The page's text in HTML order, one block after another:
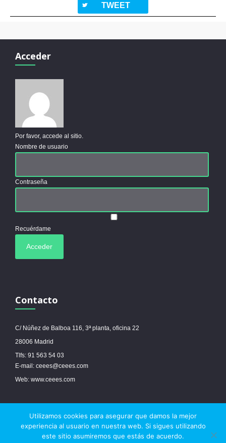
twitterbird TWEET
Acceder
Por favor, accede al sitio.
Nombre de usuario
Contraseña
Recuérdame
Contacto
C/ Núñez de Balboa 116, 3ª planta, oficina 22
28006 Madrid
Tlfs: 91 563 54 03
E-mail: ceees@ceees.com
Web: www.ceees.com
© 2017 Ceees - Sitio web desarrollado por espa.es-Aviso legal -Política de
Utilizamos cookies para asegurar que damos la mejor
experiencia al usuario en nuestra web. Si sigues utilizando
este sitio asumiremos que estás de acuerdo.